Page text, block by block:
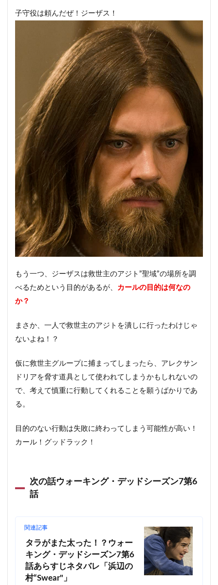
子守役は頼んだぜ！ジーザス！
もう一つ、ジーザスは救世主のアジト”聖域”の場所を調
べるためという目的があるが、
カールの目的は何なの
か？
まさか、一人で救世主のアジトを潰しに行ったわけじゃ
ないよね！？
仮に救世主グループに捕まってしまったら、アレクサン
ドリアを脅す道具として使われてしまうかもしれないの
で、考えて慎重に行動してくれることを願うばかりであ
る。
目的のない行動は失敗に終わってしまう可能性が高い！
カール！グッドラック！
次の話ウォーキング・デッドシーズン7第6
話
関連記事
タラがまた太った！？ウォー
キング・デッドシーズン7第6
話あらすじネタバレ「浜辺の
村“Swear"」